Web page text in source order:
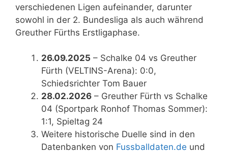
verschiedenen Ligen aufeinander, darunter
sowohl in der 2. Bundesliga als auch während
Greuther Fürths Erstligaphase.
26.09.2025 – Schalke 04 vs Greuther
Fürth (VELTINS-Arena): 0:0,
Schiedsrichter Tom Bauer
28.02.2026 – Greuther Fürth vs Schalke
04 (Sportpark Ronhof Thomas Sommer):
1:1, Spieltag 24
Weitere historische Duelle sind in den
Datenbanken von Fussballdaten.de und